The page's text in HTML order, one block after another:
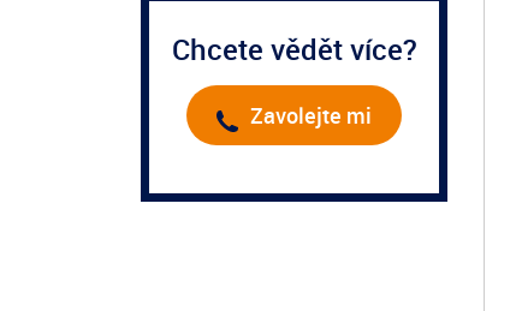
Chcete vědět více?
Zavolejte mi